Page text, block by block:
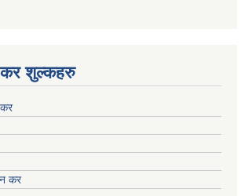
कर शुल्कहरु
कर
कर